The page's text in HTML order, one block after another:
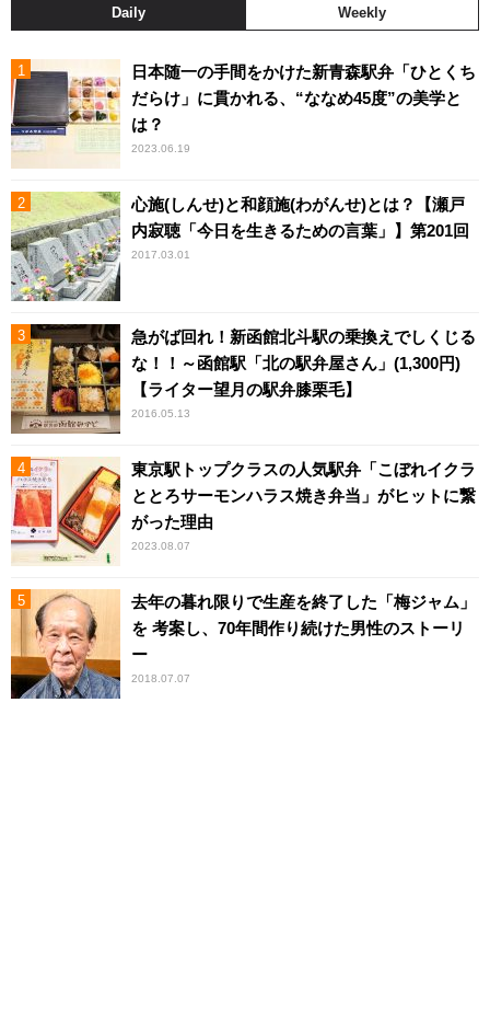
Daily Weekly
日本随一の手間をかけた新青森駅弁「ひとくち
だらけ」に貫かれる、“ななめ45度”の美学と
は？
2023.06.19
心施(しんせ)と和顔施(わがんせ)とは？【瀬戸
内寂聴「今日を生きるための言葉」】第201回
2017.03.01
急がば回れ！新函館北斗駅の乗換えでしくじる
な！！～函館駅「北の駅弁屋さん」(1,300円)
【ライター望月の駅弁膝栗毛】
2016.05.13
東京駅トップクラスの人気駅弁「こぼれイクラ
ととろサーモンハラス焼き弁当」がヒットに繋
がった理由
2023.08.07
去年の暮れ限りで生産を終了した「梅ジャム」
を 考案し、70年間作り続けた男性のストーリ
ー
2018.07.07